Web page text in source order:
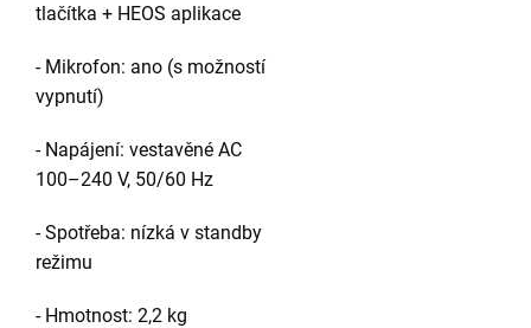
tlačítka + HEOS aplikace
- Mikrofon: ano (s možností
vypnutí)
- Napájení: vestavěné AC
100–240 V, 50/60 Hz
- Spotřeba: nízká v standby
režimu
- Hmotnost: 2,2 kg